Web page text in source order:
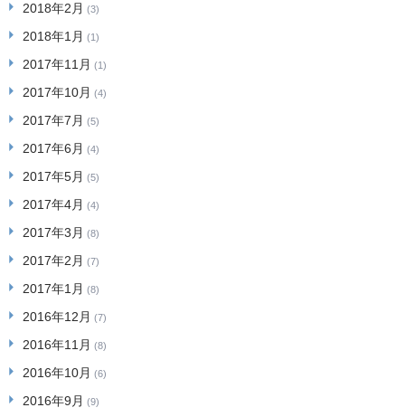
2018年2月 (3)
2018年1月 (1)
2017年11月 (1)
2017年10月 (4)
2017年7月 (5)
2017年6月 (4)
2017年5月 (5)
2017年4月 (4)
2017年3月 (8)
2017年2月 (7)
2017年1月 (8)
2016年12月 (7)
2016年11月 (8)
2016年10月 (6)
2016年9月 (9)